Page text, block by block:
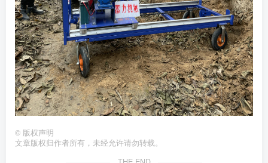
© 版权声明
文章版权归作者所有，未经允许请勿转载。